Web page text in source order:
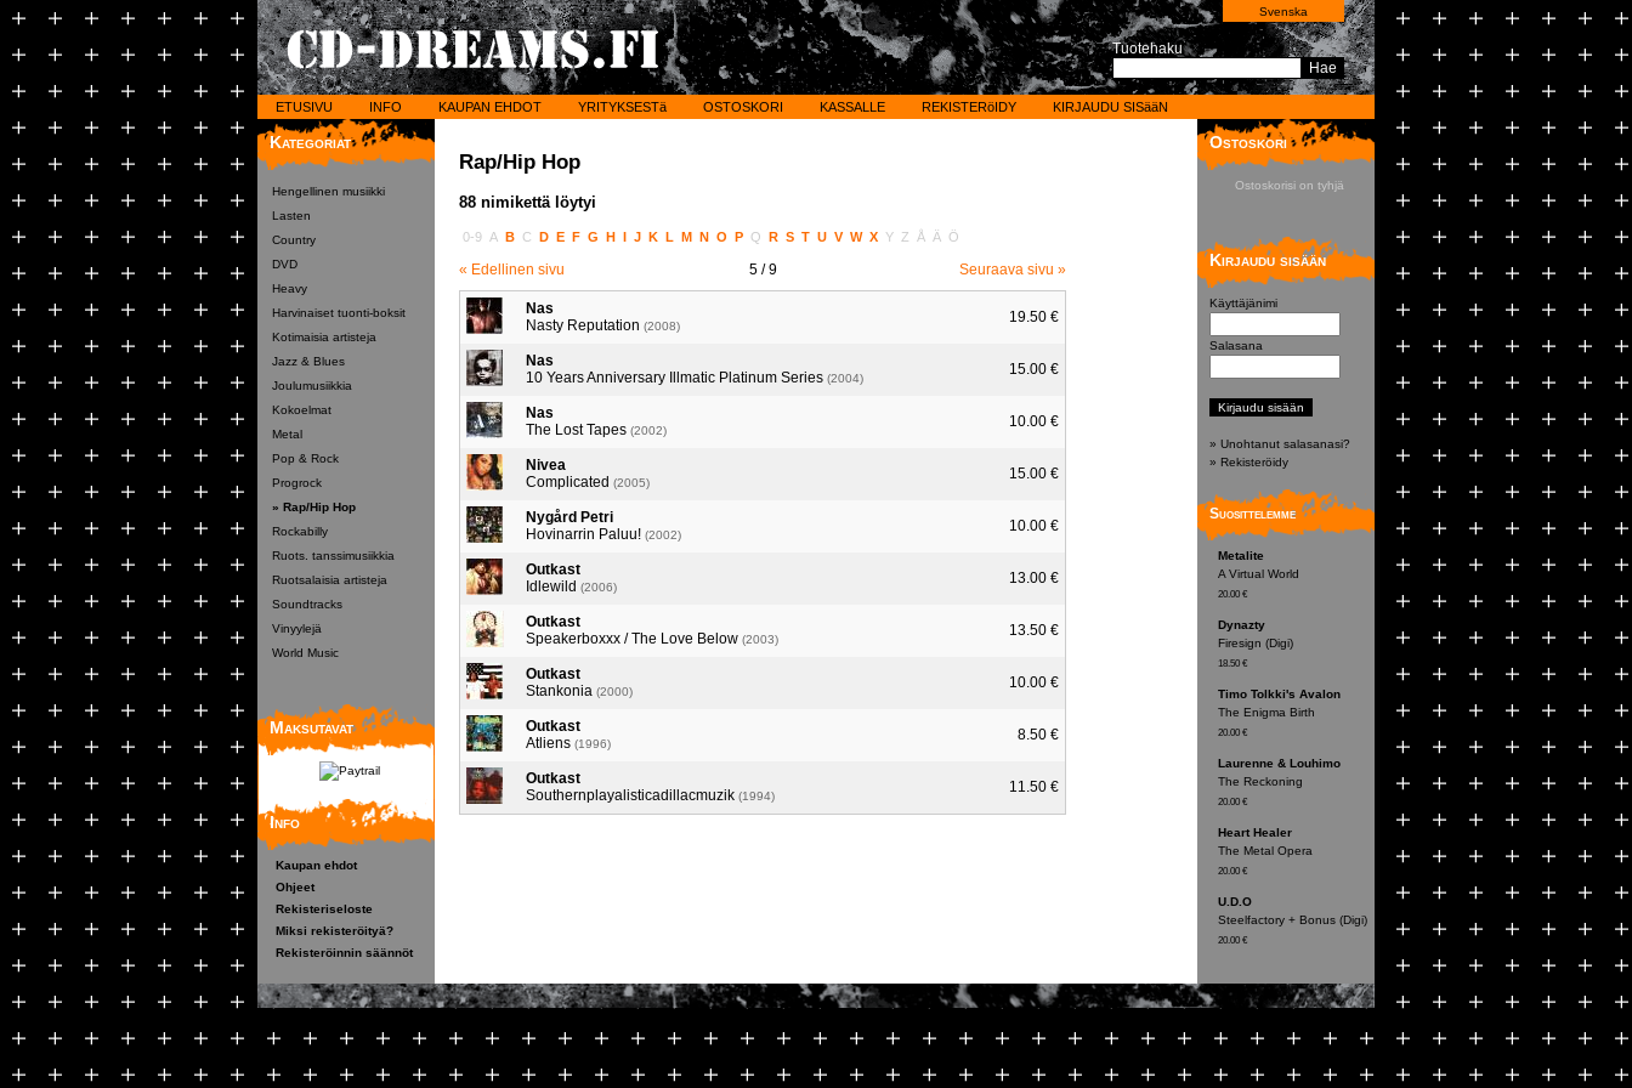
Svenska
Tuotehaku
Hae
ETUSIVU INFO KAUPAN EHDOT YRITYKSESTä OSTOSKORI KASSALLE REKISTERöIDY KIRJAUDU SISääN
Kategoriat
Hengellinen musiikki
Lasten
Country
DVD
Heavy
Harvinaiset tuonti-boksit
Kotimaisia artisteja
Jazz & Blues
Joulumusiikkia
Kokoelmat
Metal
Pop & Rock
Progrock
» Rap/Hip Hop
Rockabilly
Ruots. tanssimusiikkia
Ruotsalaisia artisteja
Soundtracks
Vinyylejä
World Music
Maksutavat
Info
Kaupan ehdot
Ohjeet
Rekisteriseloste
Miksi rekisteröityä?
Rekisteröinnin säännöt
Rap/Hip Hop
88 nimikettä löytyi
0-9 A B C D E F G H I J K L M N O P Q R S T U V W X Y Z Å Ä Ö
« Edellinen sivu 5/ 9 Seuraava sivu »
Nas
Nasty Reputation (2008)
19.50 €
Nas
10 Years Anniversary Illmatic Platinum Series (2004)
15.00 €
Nas
The Lost Tapes (2002)
10.00 €
Nivea
Complicated (2005)
15.00 €
Nygård Petri
Hovinarrin Paluu! (2002)
10.00 €
Outkast
Idlewild (2006)
13.00 €
Outkast
Speakerboxxx / The Love Below (2003)
13.50 €
Outkast
Stankonia (2000)
10.00 €
Outkast
Atliens (1996)
8.50 €
Outkast
Southernplayalisticadillacmuzik (1994)
11.50 €
Ostoskori
Ostoskorisi on tyhjä
Kirjaudu sisään
Käyttäjänimi
Salasana
» Unohtanut salasanasi?
» Rekisteröidy
Suosittelemme
Metalite
A Virtual World
20.00 €
Dynazty
Firesign (Digi)
18.50 €
Timo Tolkki's Avalon
The Enigma Birth
20.00 €
Laurenne & Louhimo
The Reckoning
20.00 €
Heart Healer
The Metal Opera
20.00 €
U.D.O
Steelfactory + Bonus (Digi)
20.00 €